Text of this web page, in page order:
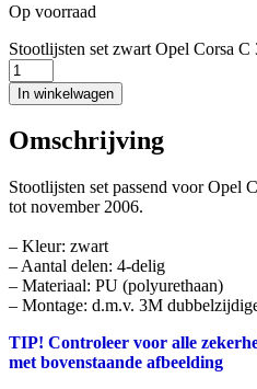
Op voorraad
Stootlijsten set zwart Opel Corsa C
In winkelwagen
Omschrijving
Stootlijsten set passend voor Opel
tot november 2006.
– Kleur: zwart
– Aantal delen: 4-delig
– Materiaal: PU (polyurethaan)
– Montage: d.m.v. 3M
TIP! Controleer voor alle
met bovenstaande afbeelding